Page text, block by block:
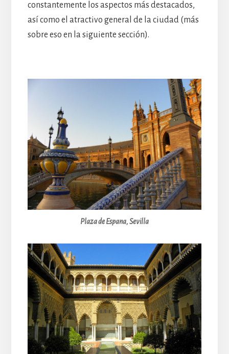
constantemente los aspectos más destacados,
así como el atractivo general de la ciudad (más
sobre eso en la siguiente sección).
Plaza de Espana, Sevilla